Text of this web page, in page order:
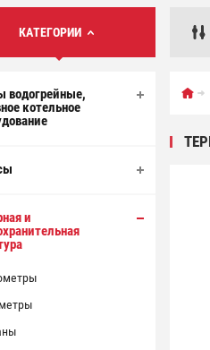
КАТЕГОРИИ
водогрейные,
котельное
и